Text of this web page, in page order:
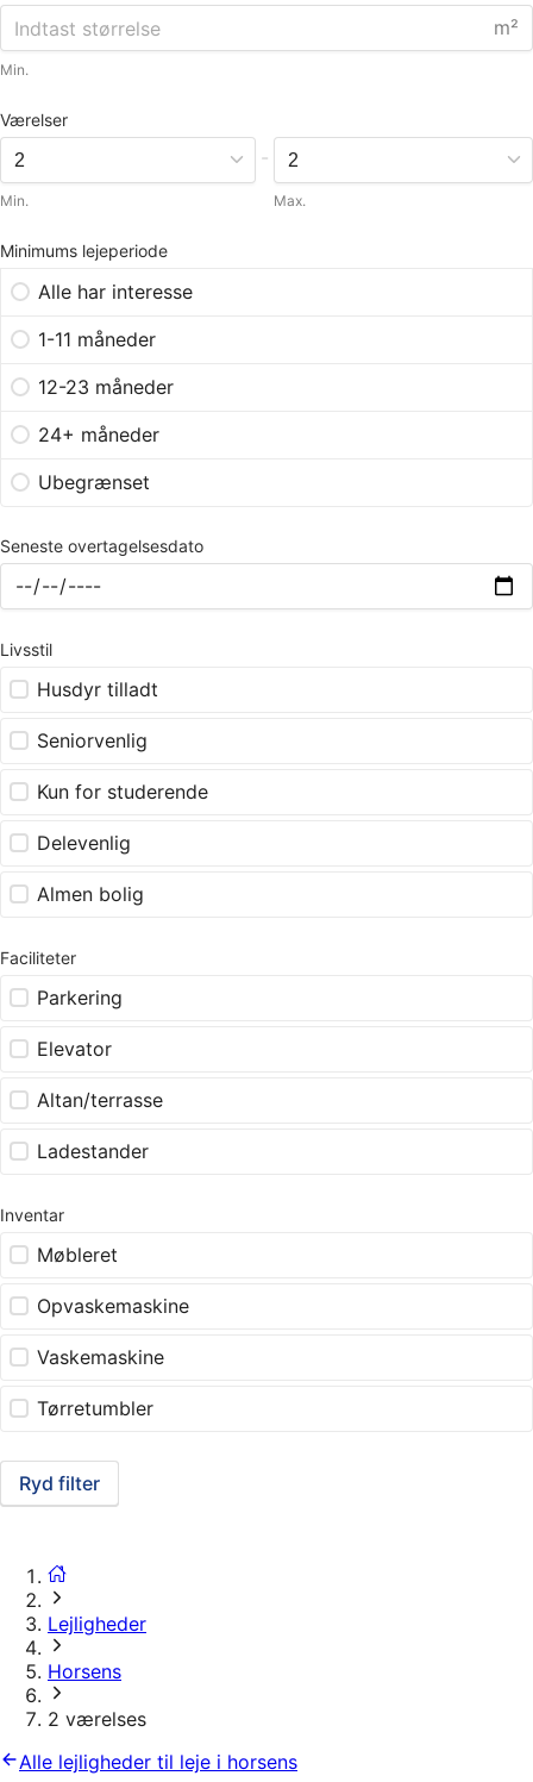
m²
Min.
Værelser
Min.
-
Max.
Minimums lejeperiode
Alle har interesse
1-11 måneder
12-23 måneder
24+ måneder
Ubegrænset
Seneste overtagelsesdato
Livsstil
Husdyr tilladt
Seniorvenlig
Kun for studerende
Delevenlig
Almen bolig
Faciliteter
Parkering
Elevator
Altan/terrasse
Ladestander
Inventar
Møbleret
Opvaskemaskine
Vaskemaskine
Tørretumbler
Ryd filter
Lejligheder
Horsens
2 værelses
Alle lejligheder til leje i horsens